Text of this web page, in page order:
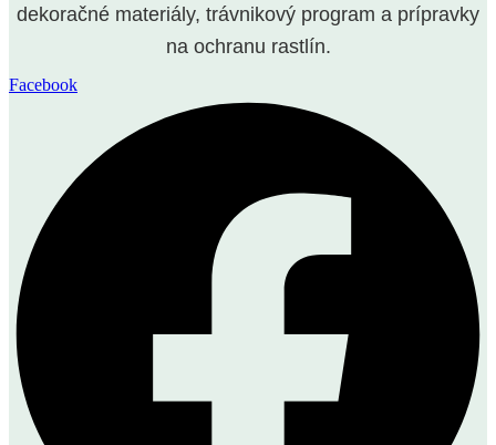
dekoračné materiály, trávnikový program a prípravky
na ochranu rastlín.
Facebook